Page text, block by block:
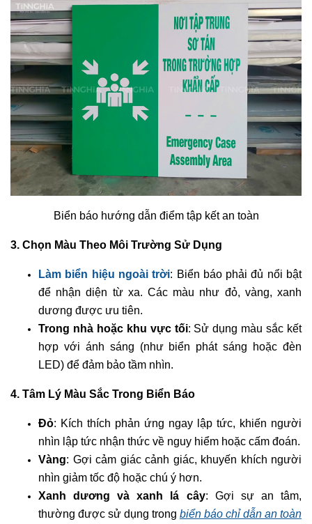
Biển báo hướng dẫn điểm tập kết an toàn
3. Chọn Màu Theo Môi Trường Sử Dụng
Làm biển hiệu ngoài trời: Biển báo phải đủ nổi bật
để nhận diện từ xa. Các màu như đỏ, vàng, xanh
dương được ưu tiên.
Trong nhà hoặc khu vực tối: Sử dụng màu sắc kết
hợp với ánh sáng (như biển phát sáng hoặc đèn
LED) để đảm bảo tầm nhìn.
4. Tâm Lý Màu Sắc Trong Biển Báo
Đỏ: Kích thích phản ứng ngay lập tức, khiến người
nhìn lập tức nhận thức về nguy hiểm hoặc cấm đoán.
Vàng: Gợi cảm giác cảnh giác, khuyến khích người
nhìn giảm tốc độ hoặc chú ý hơn.
Xanh dương và xanh lá cây: Gợi sự an tâm,
thường được sử dụng trong biển báo chỉ dẫn an toàn